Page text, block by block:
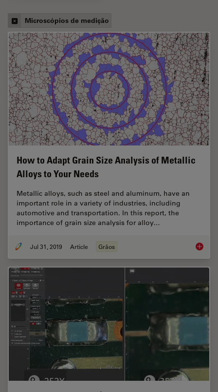
Microscópios de medição
How to Adapt Grain Size Analysis of Metallic
Alloys to Your Needs
Metallic alloys, such as steel and aluminum, have an
important role in a variety of industries, including
automotive and transportation. In this report, the
importance of grain size analysis for alloy…
Jul 31, 2019 Article Grãos How to